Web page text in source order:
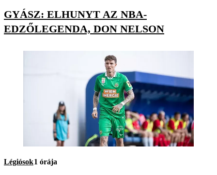
GYÁSZ: ELHUNYT AZ NBA-
EDZŐLEGENDA, DON NELSON
Légiósok1 órája